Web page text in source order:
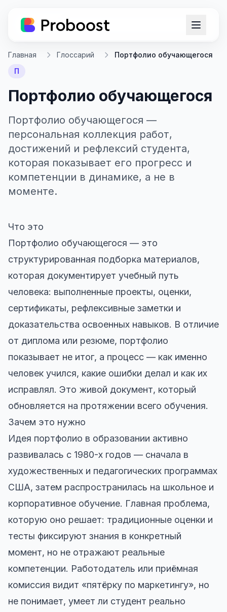
Главная Глоссарий
Портфолио обучающегося
П
Портфолио обучающегося
Портфолио обучающегося —
персональная коллекция работ,
достижений и рефлексий студента,
которая показывает его прогресс и
компетенции в динамике, а не в
моменте.
Что это
Портфолио обучающегося — это
структурированная подборка материалов,
которая документирует учебный путь
человека: выполненные проекты, оценки,
сертификаты, рефлексивные заметки и
доказательства освоенных навыков. В отличие
от диплома или резюме, портфолио
показывает не итог, а процесс — как именно
человек учился, какие ошибки делал и как их
исправлял. Это живой документ, который
обновляется на протяжении всего обучения.
Зачем это нужно
Идея портфолио в образовании активно
развивалась с 1980-х годов — сначала в
художественных и педагогических программах
США, затем распространилась на школьное и
корпоративное обучение. Главная проблема,
которую оно решает: традиционные оценки и
тесты фиксируют знания в конкретный
момент, но не отражают реальные
компетенции. Работодатель или приёмная
комиссия видит «пятёрку по маркетингу», но
не понимает, умеет ли студент реально